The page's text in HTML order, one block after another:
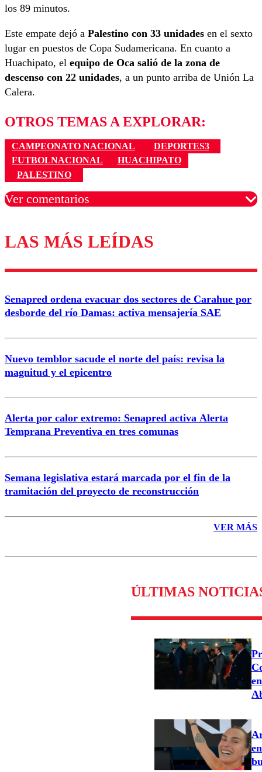
los 89 minutos.
Este empate dejó a Palestino con 33 unidades en el sexto
lugar en puestos de Copa Sudamericana. En cuanto a
Huachipato, el equipo de Oca salió de la zona de
descenso con 22 unidades, a un punto arriba de Unión La
Calera.
OTROS TEMAS A EXPLORAR:
CAMPEONATO NACIONAL
DEPORTES3
FUTBOLNACIONAL
HUACHIPATO
PALESTINO
Ver comentarios
Los comentarios son moderados para garantizar un
diálogo respetuoso.
Correo
LAS MÁS LEÍDAS
Senapred ordena evacuar dos sectores de Carahue por
desborde del río Damas: activa mensajería SAE
Nuevo temblor sacude el norte del país: revisa la
magnitud y el epicentro
Alerta por calor extremo: Senapred activa Alerta
Temprana Preventiva en tres comunas
Semana legislativa estará marcada por el fin de la
tramitación del proyecto de reconstrucción
VER MÁS
ÚLTIMAS